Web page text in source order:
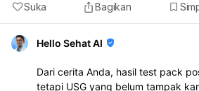
Suka Bagikan
Hello Sehat AI
Dari cerita Anda, hasil test pack
tetapi USG yang belum tampak